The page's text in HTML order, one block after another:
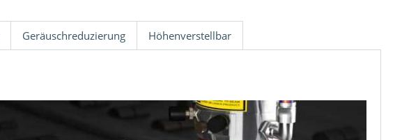
Geräuschreduzierung Höhenverstellbar